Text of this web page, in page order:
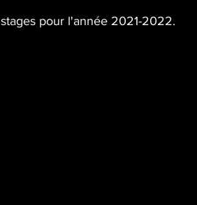
pour l'année 2021-2022.